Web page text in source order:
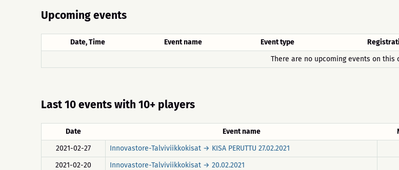
Upcoming events
Date, Time Event name Event type
There are no upcoming events on this
Last 10 events with 10+ players
Date Event name
2021-02-27
Innovastore-Talviviikkokisat → KISA PERUTTU 27.02.2021
2021-02-20
Innovastore-Talviviikkokisat → 20.02.2021